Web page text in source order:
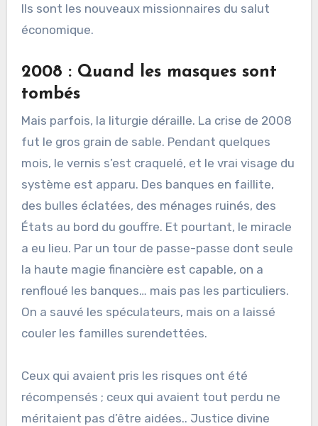
Ils sont les nouveaux missionnaires du salut
économique.
2008 : Quand les masques sont
tombés
Mais parfois, la liturgie déraille. La crise de 2008
fut le gros grain de sable. Pendant quelques
mois, le vernis s’est craquelé, et le vrai visage du
système est apparu. Des banques en faillite,
des bulles éclatées, des ménages ruinés, des
États au bord du gouffre. Et pourtant, le miracle
a eu lieu. Par un tour de passe-passe dont seule
la haute magie financière est capable, on a
renfloué les banques… mais pas les particuliers.
On a sauvé les spéculateurs, mais on a laissé
couler les familles surendettées.
Ceux qui avaient pris les risques ont été
récompensés ; ceux qui avaient tout perdu ne
méritaient pas d’être aidées.. Justice divine